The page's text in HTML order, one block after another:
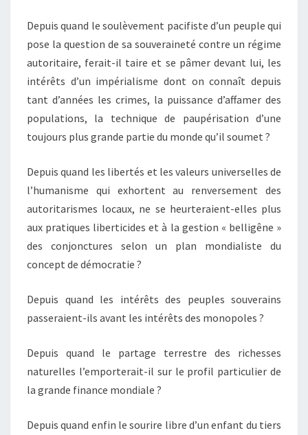
Depuis quand le soulèvement pacifiste d’un peuple qui
pose la question de sa souveraineté contre un régime
autoritaire, ferait-il taire et se pâmer devant lui, les
intérêts d’un impérialisme dont on connaît depuis
tant d’années les crimes, la puissance d’affamer des
populations, la technique de paupérisation d’une
toujours plus grande partie du monde qu’il soumet ?
Depuis quand les libertés et les valeurs universelles de
l’humanisme qui exhortent au renversement des
autoritarismes locaux, ne se heurteraient-elles plus
aux pratiques liberticides et à la gestion « belligêne »
des conjonctures selon un plan mondialiste du
concept de démocratie ?
Depuis quand les intérêts des peuples souverains
passeraient-ils avant les intérêts des monopoles ?
Depuis quand le partage terrestre des richesses
naturelles l’emporterait-il sur le profil particulier de
la grande finance mondiale ?
Depuis quand enfin le sourire libre d’un enfant du tiers